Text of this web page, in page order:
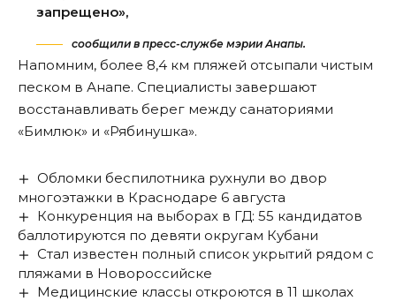
запрещено»,
сообщили в пресс-службе мэрии Анапы.
Напомним, более 8,4 км пляжей отсыпали чистым
песком в Анапе. Специалисты завершают
восстанавливать берег между санаториями
«Бимлюк» и «Рябинушка».
Обломки беспилотника рухнули во двор
многоэтажки в Краснодаре 6 августа
Конкуренция на выборах в ГД: 55 кандидатов
баллотируются по девяти округам Кубани
Стал известен полный список укрытий рядом с
пляжами в Новороссийске
Медицинские классы откроются в 11 школах